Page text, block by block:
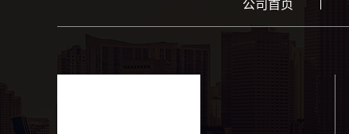
公司首页